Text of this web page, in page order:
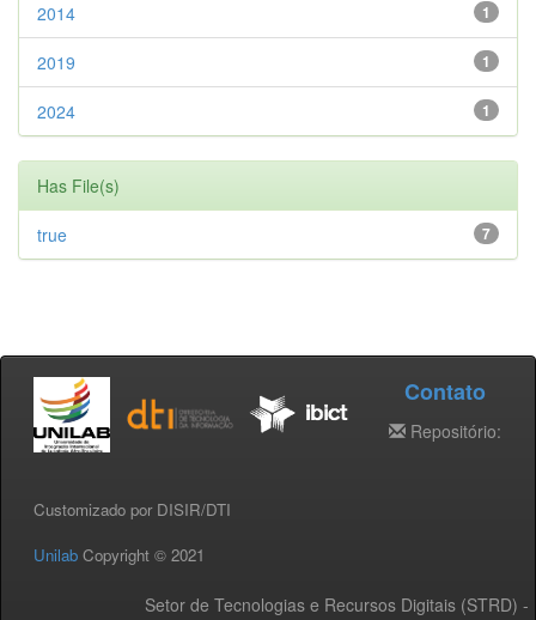
1
2014
1
2019
1
2024
Has File(s)
7
true
Customizado por DISIR/DTI
Unilab Copyright © 2021
Setor de Tecnologias e Recursos Digitais (STRD) -
Contato
Repositório: